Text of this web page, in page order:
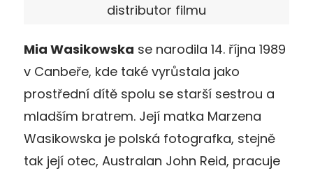
distributor filmu
Mia Wasikowska se narodila 14. října 1989
v Canbeře, kde také vyrůstala jako
prostřední dítě spolu se starší sestrou a
mladším bratrem. Její matka Marzena
Wasikowska je polská fotografka, stejně
tak její otec, Australan John Reid, pracuje